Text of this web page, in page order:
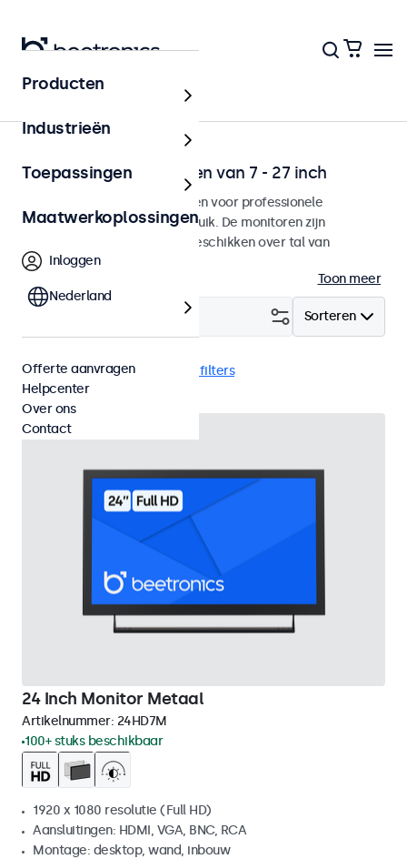
Home
Professionele monitoren van 7 - 27 inch
Onze monitoren zijn ontworpen voor professionele
toepassingen en continu gebruik. De monitoren zijn
eenvoudig te integreren en beschikken over tal van
configuratiemogelijkheden.
Toon meer
Sorteren
Monitor 24 inch Wis alle filters
24 Inch Monitor Metaal
Artikelnummer: 24HD7M
100+ stuks beschikbaar
1920 x 1080 resolutie (Full HD)
Aansluitingen: HDMI, VGA, BNC, RCA
Montage: desktop, wand, inbouw
Producten
Industrieën
Toepassingen
Maatwerkoplossingen
Inloggen
Nederland
Offerte aanvragen
Helpcenter
Over ons
Contact